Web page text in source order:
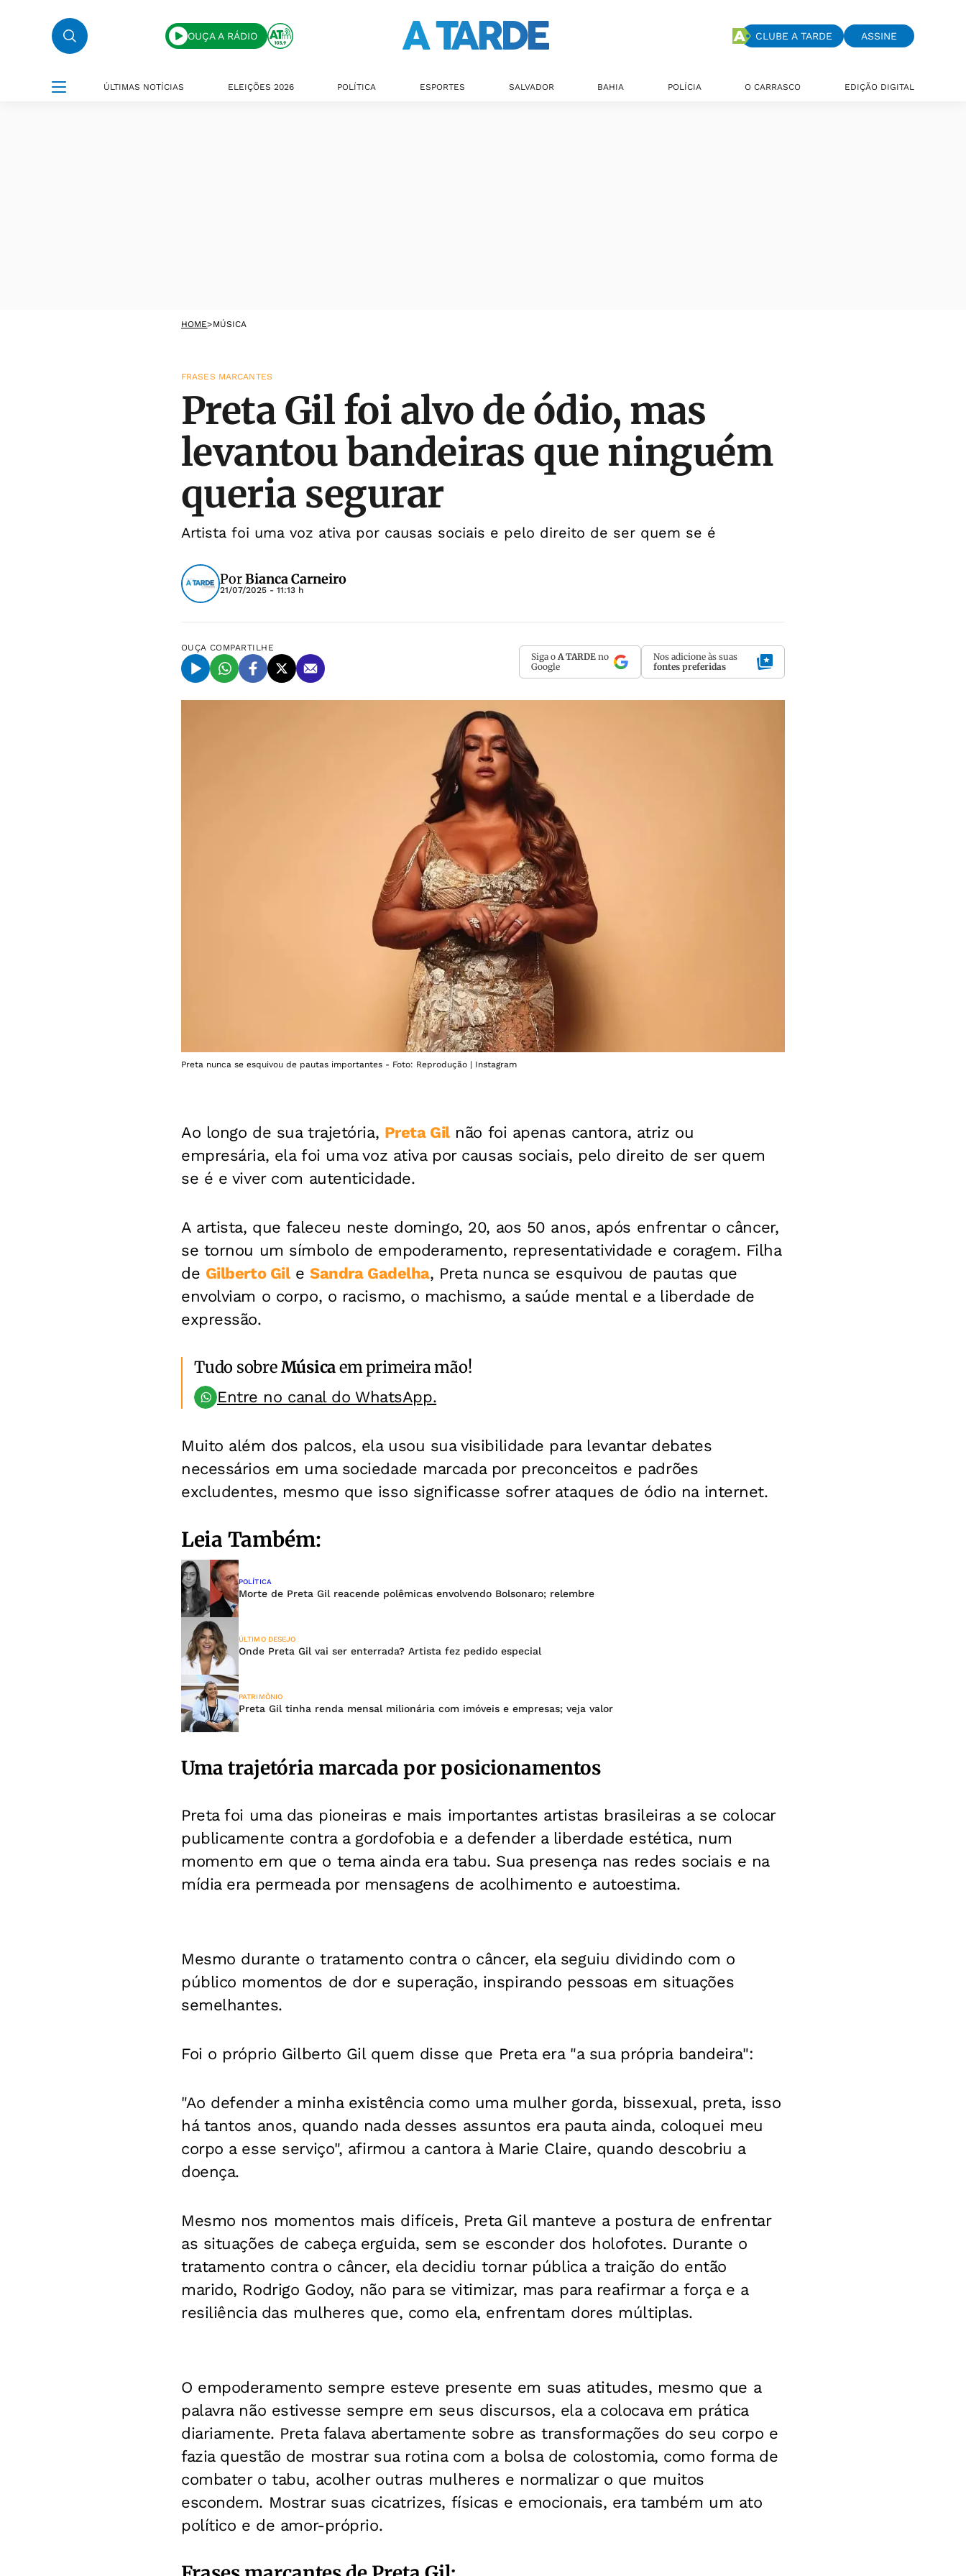
OUÇA A RÁDIO CLUBE A TARDE ASSINE
ÚLTIMAS NOTÍCIAS ELEIÇÕES 2026 POLÍTICA ESPORTES SALVADOR BAHIA POLÍCIA O CARRASCO EDIÇÃO DIGITAL
HOME>MÚSICA
FRASES MARCANTES
Preta Gil foi alvo de ódio, mas
levantou bandeiras que ninguém
queria segurar
Artista foi uma voz ativa por causas sociais e pelo direito de ser quem se é
PorBianca Carneiro
21/07/2025 - 11:13 h
OUÇA COMPARTILHE
Siga o A TARDE no
Google
Nos adicione às suas
fontes preferidas
Preta nunca se esquivou de pautas importantes - Foto: Reprodução | Instagram
Ao longo de sua trajetória, Preta Gilnão foi apenas cantora, atriz ou
empresária, ela foi uma voz ativa por causas sociais, pelo direito de ser quem
se é e viver com autenticidade.
A artista, que faleceu neste domingo, 20, aos 50 anos, após enfrentar o câncer,
se tornou um símbolo de empoderamento, representatividade e coragem. Filha
de Gilberto GileSandra Gadelha, Preta nunca se esquivou de pautas que
envolviam o corpo, o racismo, o machismo, a saúde mental e a liberdade de
expressão.
Tudo sobreMúsicaem primeira mão!
Entre no canal do WhatsApp.
Muito além dos palcos, ela usou sua visibilidade para levantar debates
necessários em uma sociedade marcada por preconceitos e padrões
excludentes, mesmo que isso significasse sofrer ataques de ódio na internet.
Leia Também:
POLÍTICA
Morte de Preta Gil reacende polêmicas envolvendo Bolsonaro; relembre
ÚLTIMO DESEJO
Onde Preta Gil vai ser enterrada? Artista fez pedido especial
PATRIMÔNIO
Preta Gil tinha renda mensal milionária com imóveis e empresas; veja valor
Uma trajetória marcada por posicionamentos
Preta foi uma das pioneiras e mais importantes artistas brasileiras a se colocar
publicamente contra a gordofobia e a defender a liberdade estética, num
momento em que o tema ainda era tabu. Sua presença nas redes sociais e na
mídia era permeada por mensagens de acolhimento e autoestima.
Mesmo durante o tratamento contra o câncer, ela seguiu dividindo com o
público momentos de dor e superação, inspirando pessoas em situações
semelhantes.
Foi o próprio Gilberto Gil quem disse que Preta era "a sua própria bandeira":
"Ao defender a minha existência como uma mulher gorda, bissexual, preta, isso
há tantos anos, quando nada desses assuntos era pauta ainda, coloquei meu
corpo a esse serviço", afirmou a cantora à Marie Claire, quando descobriu a
doença.
Mesmo nos momentos mais difíceis, Preta Gil manteve a postura de enfrentar
as situações de cabeça erguida, sem se esconder dos holofotes. Durante o
tratamento contra o câncer, ela decidiu tornar pública a traição do então
marido, Rodrigo Godoy, não para se vitimizar, mas para reafirmar a força e a
resiliência das mulheres que, como ela, enfrentam dores múltiplas.
O empoderamento sempre esteve presente em suas atitudes, mesmo que a
palavra não estivesse sempre em seus discursos, ela a colocava em prática
diariamente. Preta falava abertamente sobre as transformações do seu corpo e
fazia questão de mostrar sua rotina com a bolsa de colostomia, como forma de
combater o tabu, acolher outras mulheres e normalizar o que muitos
escondem. Mostrar suas cicatrizes, físicas e emocionais, era também um ato
político e de amor-próprio.